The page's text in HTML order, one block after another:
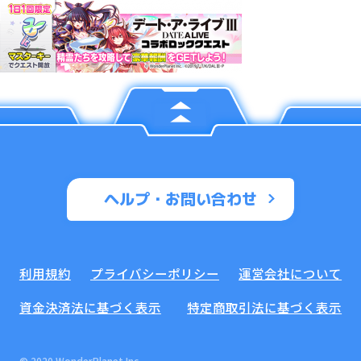
ヘルプ・お問い合わせ
利用規約 プライバシーポリシー
運営会社について
資金決済法に基づく表示
特定商取引法に基づく表示